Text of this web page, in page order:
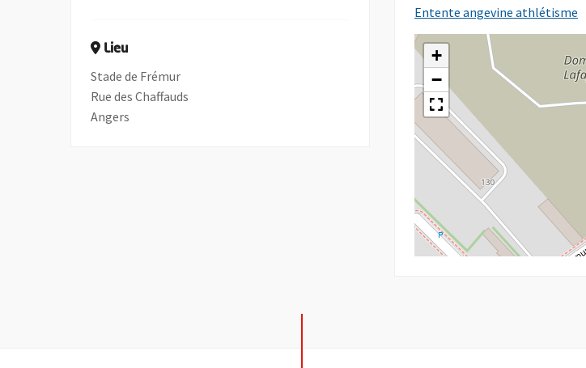
Entente angevine athlétisme,
+
−
Lieu
Stade de Frémur
Rue des Chaffauds
Angers